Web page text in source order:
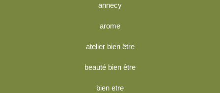
annecy
arome
atelier bien être
beauté bien être
bien etre